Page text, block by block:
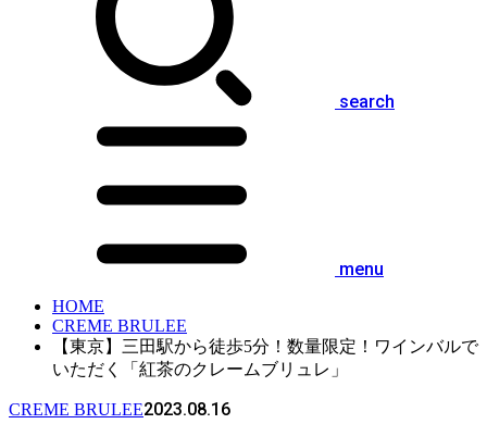
search
menu
HOME
CREME BRULEE
【東京】三田駅から徒歩5分！数量限定！ワインバルで
いただく「紅茶のクレームブリュレ」
CREME BRULEE2023.08.16